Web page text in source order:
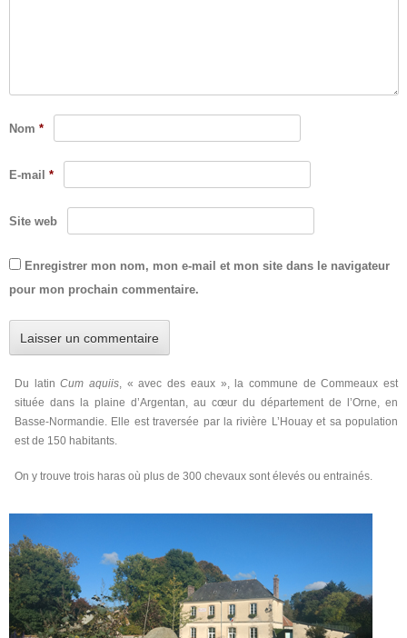
Nom *
E-mail *
Site web
Enregistrer mon nom, mon e-mail et mon site dans le navigateur
pour mon prochain commentaire.
Du latinCum aquiis, « avec des eaux », la commune de Commeaux est
située dans la plaine d’Argentan, au cœur du département de l’Orne, en
Basse-Normandie. Elle est traversée par la rivière L’Houay et sa population
est de 150 habitants.
On y trouve trois haras où plus de 300 chevaux sont élevés ou entrainés.